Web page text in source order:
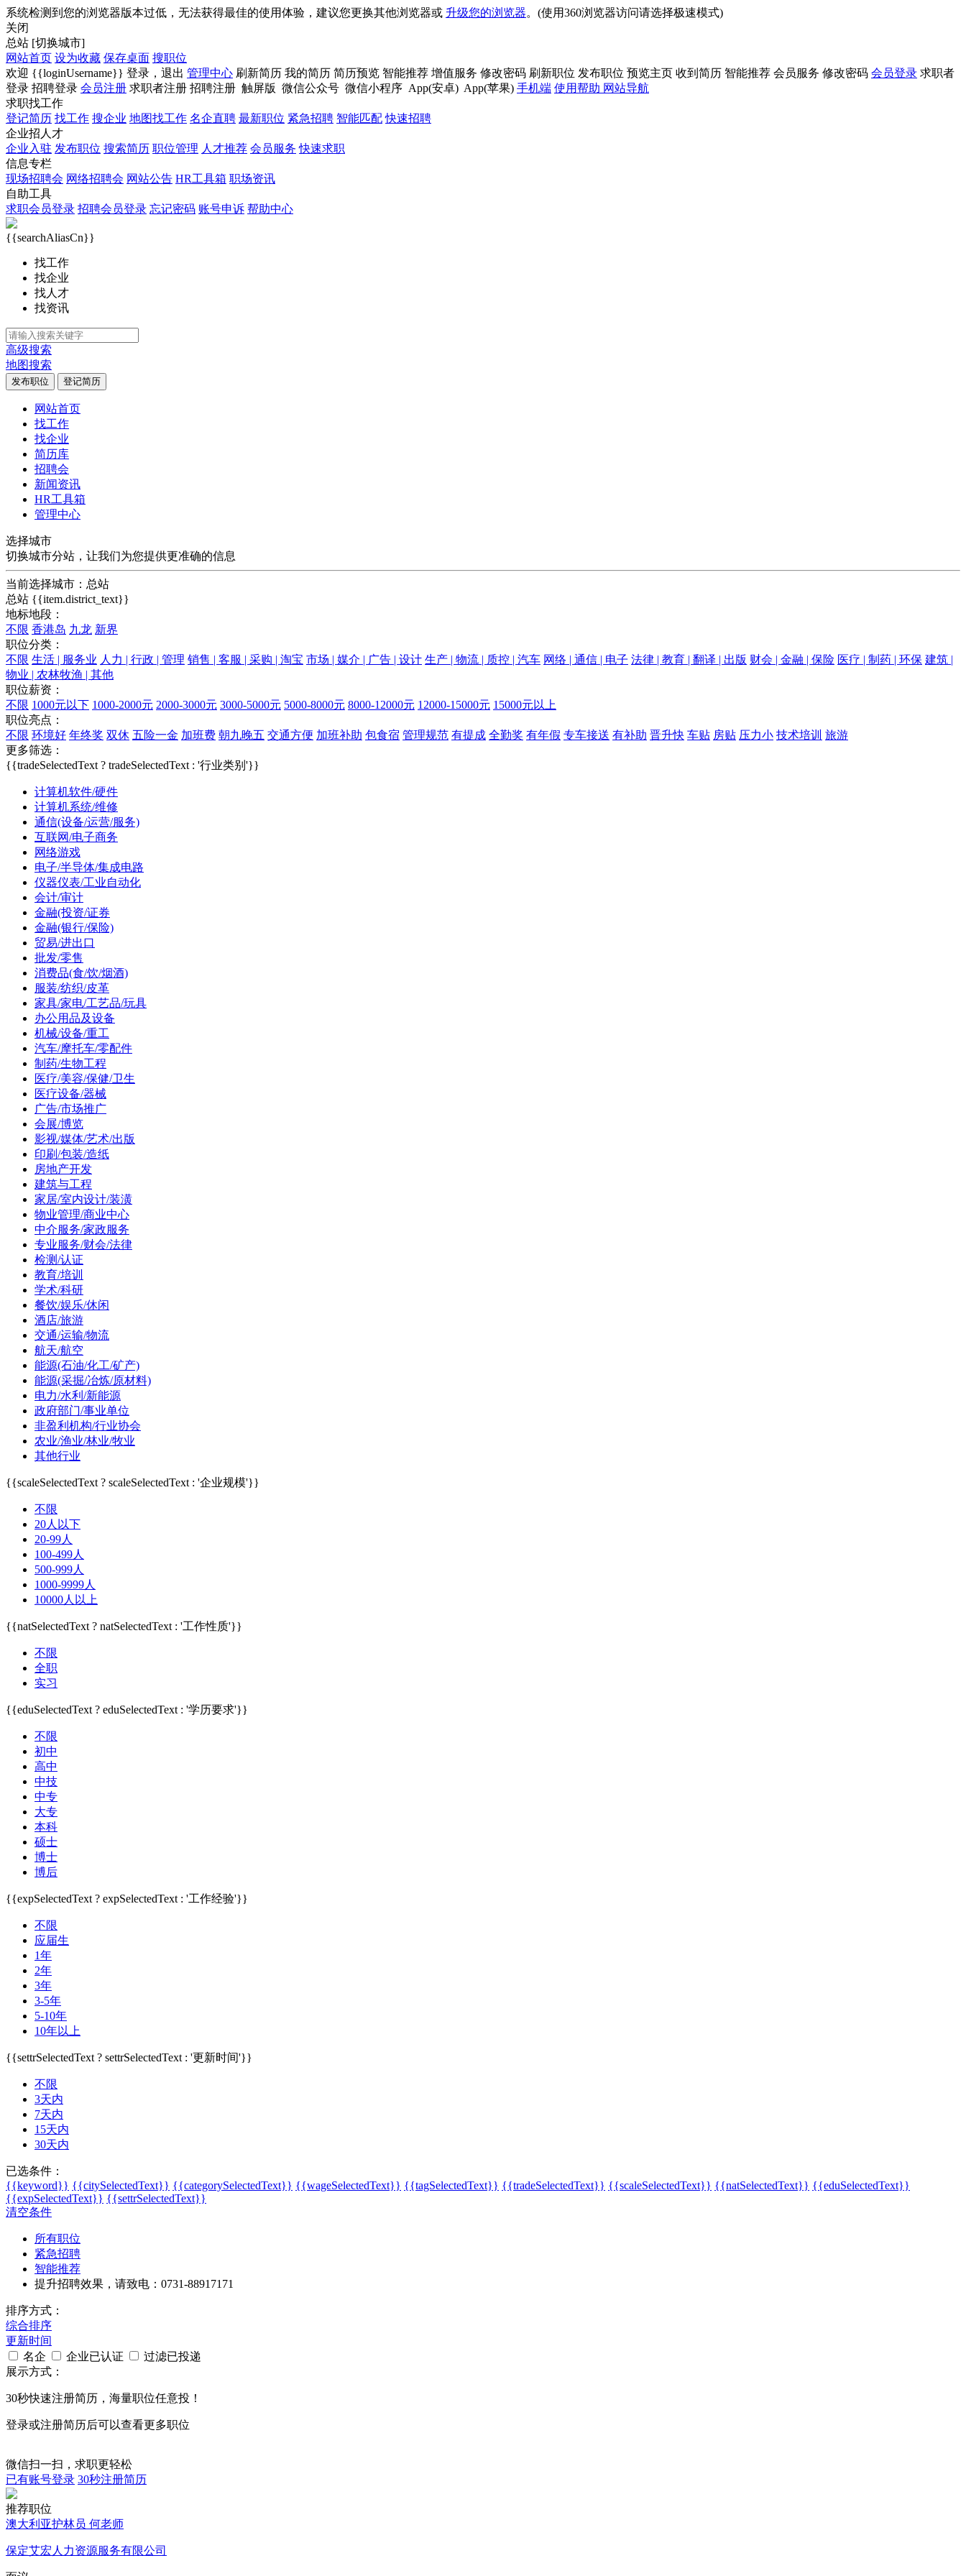
系统检测到您的浏览器版本过低，无法获得最佳的使用体验，建议您更换其他浏览器或 升级您的浏览器。(使用360浏览器访问请选择极速模式)
关闭
总站 [切换城市]
网站首页 设为收藏 保存桌面 搜职位
欢迎 {{loginUsername}} 登录， 退出 管理中心 刷新简历 我的简历 简历预览 智能推荐 增值服务 修改密码 刷新职位 发布职位 预览主页 收到简历 智能推荐 会员服务 修改密码 会员登录 求职者
登录 招聘登录 会员注册 求职者注册 招聘注册 触屏版 微信公众号 微信小程序 App(安卓) App(苹果) 手机端 使用帮助 网站导航
求职找工作
登记简历 找工作 搜企业 地图找工作 名企直聘 最新职位 紧急招聘 智能匹配 快速招聘
企业招人才
企业入驻 发布职位 搜索简历 职位管理 人才推荐 会员服务 快速求职
信息专栏
现场招聘会 网络招聘会 网站公告 HR工具箱 职场资讯
自助工具
求职会员登录 招聘会员登录 忘记密码 账号申诉 帮助中心
{{searchAliasCn}}
找工作
找企业
找人才
找资讯
高级搜索
地图搜索
发布职位 登记简历
网站首页
找工作
找企业
简历库
招聘会
新闻资讯
HR工具箱
管理中心
选择城市
切换城市分站，让我们为您提供更准确的信息
当前选择城市： 总站
总站 {{item.district_text}}
地标地段：
不限 香港岛 九龙 新界
职位分类：
不限 生活 | 服务业 人力 | 行政 | 管理 销售 | 客服 | 采购 | 淘宝 市场 | 媒介 | 广告 | 设计 生产 | 物流 | 质控 | 汽车 网络 | 通信 | 电子 法律 | 教育 | 翻译 | 出版 财会 | 金融 | 保险 医疗 | 制药 | 环保 建筑 |
物业 | 农林牧渔 | 其他
职位薪资：
不限 1000元以下 1000-2000元 2000-3000元 3000-5000元 5000-8000元 8000-12000元 12000-15000元 15000元以上
职位亮点：
不限 环境好 年终奖 双休 五险一金 加班费 朝九晚五 交通方便 加班补助 包食宿 管理规范 有提成 全勤奖 有年假 专车接送 有补助 晋升快 车贴 房贴 压力小 技术培训 旅游
更多筛选：
{{tradeSelectedText ? tradeSelectedText : '行业类别'}}
计算机软件/硬件
计算机系统/维修
通信(设备/运营/服务)
互联网/电子商务
网络游戏
电子/半导体/集成电路
仪器仪表/工业自动化
会计/审计
金融(投资/证券
金融(银行/保险)
贸易/进出口
批发/零售
消费品(食/饮/烟酒)
服装/纺织/皮革
家具/家电/工艺品/玩具
办公用品及设备
机械/设备/重工
汽车/摩托车/零配件
制药/生物工程
医疗/美容/保健/卫生
医疗设备/器械
广告/市场推广
会展/博览
影视/媒体/艺术/出版
印刷/包装/造纸
房地产开发
建筑与工程
家居/室内设计/装潢
物业管理/商业中心
中介服务/家政服务
专业服务/财会/法律
检测/认证
教育/培训
学术/科研
餐饮/娱乐/休闲
酒店/旅游
交通/运输/物流
航天/航空
能源(石油/化工/矿产)
能源(采掘/冶炼/原材料)
电力/水利/新能源
政府部门/事业单位
非盈利机构/行业协会
农业/渔业/林业/牧业
其他行业
{{scaleSelectedText ? scaleSelectedText : '企业规模'}}
不限
20人以下
20-99人
100-499人
500-999人
1000-9999人
10000人以上
{{natSelectedText ? natSelectedText : '工作性质'}}
不限
全职
实习
{{eduSelectedText ? eduSelectedText : '学历要求'}}
不限
初中
高中
中技
中专
大专
本科
硕士
博士
博后
{{expSelectedText ? expSelectedText : '工作经验'}}
不限
应届生
1年
2年
3年
3-5年
5-10年
10年以上
{{settrSelectedText ? settrSelectedText : '更新时间'}}
不限
3天内
7天内
15天内
30天内
已选条件：
{{keyword}} {{citySelectedText}} {{categorySelectedText}} {{wageSelectedText}} {{tagSelectedText}} {{tradeSelectedText}} {{scaleSelectedText}} {{natSelectedText}} {{eduSelectedText}}
{{expSelectedText}} {{settrSelectedText}}
清空条件
所有职位
紧急招聘
智能推荐
提升招聘效果，请致电：0731-88917171
排序方式：
综合排序
更新时间
名企
企业已认证
过滤已投递
展示方式：
30秒快速注册简历，海量职位任意投！
登录或注册简历后可以查看更多职位
微信扫一扫，求职更轻松
已有账号登录 30秒注册简历
推荐职位
澳大利亚护林员 何老师
保定艾宏人力资源服务有限公司